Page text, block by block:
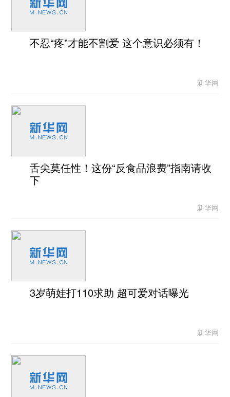
不忍“疼”才能不割爱 这个意识必须有！
新华网
舌尖莫任性！这份“反食品浪费”指南请收
下
新华网
3岁萌娃打110求助 超可爱对话曝光
新华网